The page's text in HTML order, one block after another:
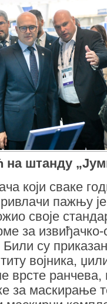
штанду
који сваке
пажњу
своје
за извиђачко-
Били су
војника,
врсте
за маскирање